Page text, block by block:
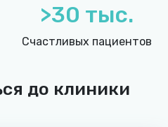
>30 тыс.
Счастливых пациентов
до клиники